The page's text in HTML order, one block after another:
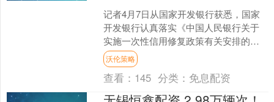
记者4月7日从国家开发银行获悉，国家
开发银行认真落实《中国人民银行关于
实施一次性信用修复政策有关安排的通
知》要求，截至今年3月底，共帮助13.3
万名国家助学贷款....
沃伦策略
查看： 145 分类： 免息配资